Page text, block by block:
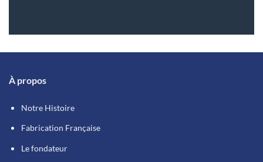
À propos
Notre Histoire
Fabrication Française
Le fondateur